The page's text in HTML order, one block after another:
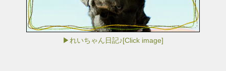
▶れいちゃん日記♪[Click image]